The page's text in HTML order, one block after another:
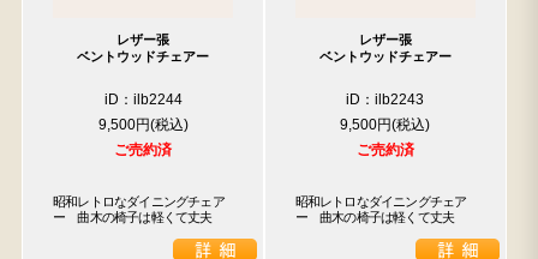
レザー張
ベントウッドチェアー
iD：ilb2244
9,500円
ご売約済
昭和レトロなダイニングチェア
ー　曲木の椅子は軽くて丈夫
レザー張
ベントウッドチェアー
iD：ilb2243
9,500円
ご売約済
昭和レトロなダイニングチェア
ー　曲木の椅子は軽くて丈夫